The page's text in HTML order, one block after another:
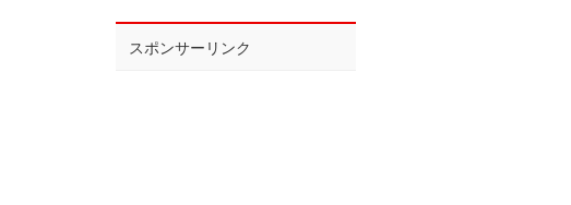
スポンサーリンク